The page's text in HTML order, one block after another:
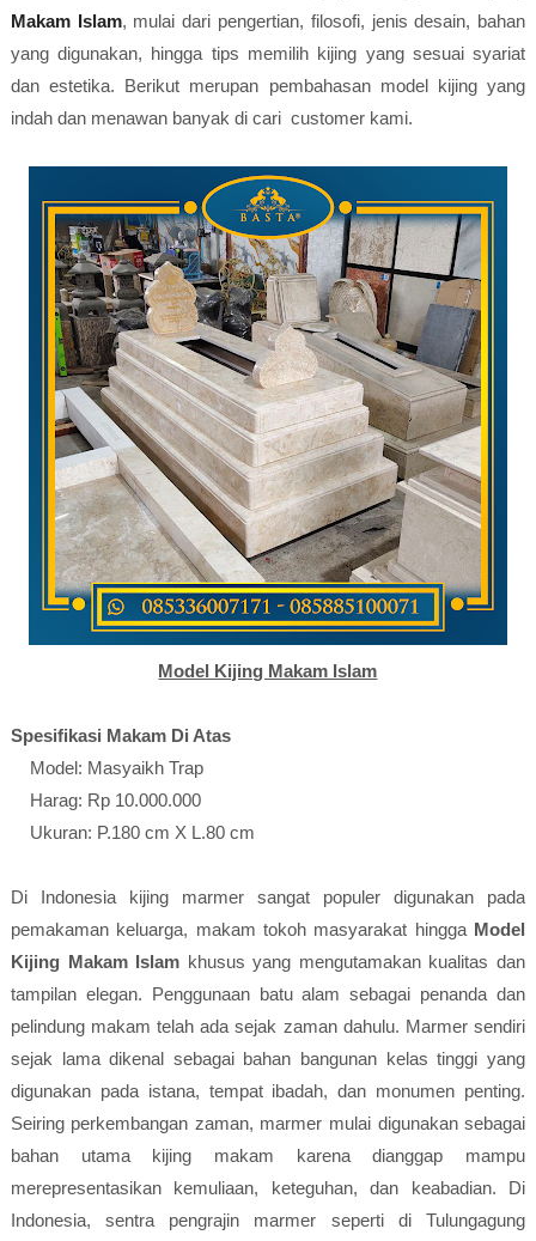
Makam Islam, mulai dari pengertian, filosofi, jenis desain, bahan
yang digunakan, hingga tips memilih kijing yang sesuai syariat
dan estetika. Berikut merupan pembahasan model kijing yang
indah dan menawan banyak di cari customer kami.
Model Kijing Makam Islam
Spesifikasi Makam Di Atas
Model: Masyaikh Trap
Harag: Rp 10.000.000
Ukuran: P.180 cm X L.80 cm
Di Indonesia kijing marmer sangat populer digunakan pada
pemakaman keluarga, makam tokoh masyarakat hingga Model
Kijing Makam Islam khusus yang mengutamakan kualitas dan
tampilan elegan. Penggunaan batu alam sebagai penanda dan
pelindung makam telah ada sejak zaman dahulu. Marmer sendiri
sejak lama dikenal sebagai bahan bangunan kelas tinggi yang
digunakan pada istana, tempat ibadah, dan monumen penting.
Seiring perkembangan zaman, marmer mulai digunakan sebagai
bahan utama kijing makam karena dianggap mampu
merepresentasikan kemuliaan, keteguhan, dan keabadian. Di
Indonesia, sentra pengrajin marmer seperti di Tulungagung